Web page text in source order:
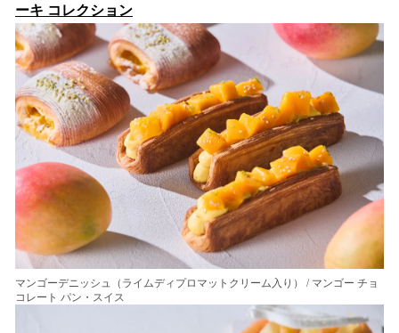
ーキ コレクション
マンゴーデニッシュ（ライムディプロマットクリーム入り） / マンゴー チョ
コレート パン・スイス